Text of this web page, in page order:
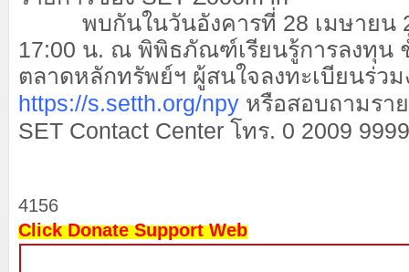
พบกันในวันอังคารที่ 28 เมษายน
17:00 น. ณ พิพิธภัณฑ์เรียนรู้การลงทุน
ตลาดหลักทรัพย์ฯ ผู้สนใจลงทะเบียนร่ว
https://s.setth.org/npy หรือสอบถามรา
SET Contact Center โทร. 0 2009 9999
4156
Click Donate Support Web